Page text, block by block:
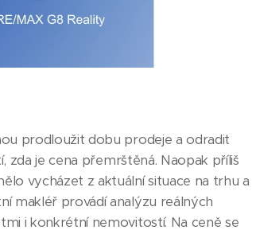
prodloužit dobu prodeje a odradit
zda je cena přemrštěná. Naopak příliš
vycházet z aktuální situace na trhu a
makléř provádí analýzu reálných
i konkrétní nemovitostí. Na ceně se